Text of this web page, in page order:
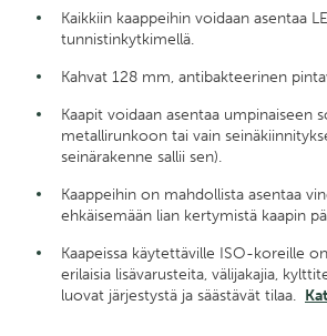
Kaikkiin kaappeihin voidaan asentaa
tunnistinkytkimellä.
Kahvat 128 mm, antibakteerinen
Kaapit voidaan asentaa umpinaiseen
metallirunkoon tai vain
seinärakenne sallii sen).
Kaappeihin on mahdollista asentaa
ehkäisemään lian kertymistä kaapin
Kaapeissa käytettäville ISO-koreille
erilaisia lisävarusteita, välijakajia,
luovat järjestystä ja säästävät tilaa.